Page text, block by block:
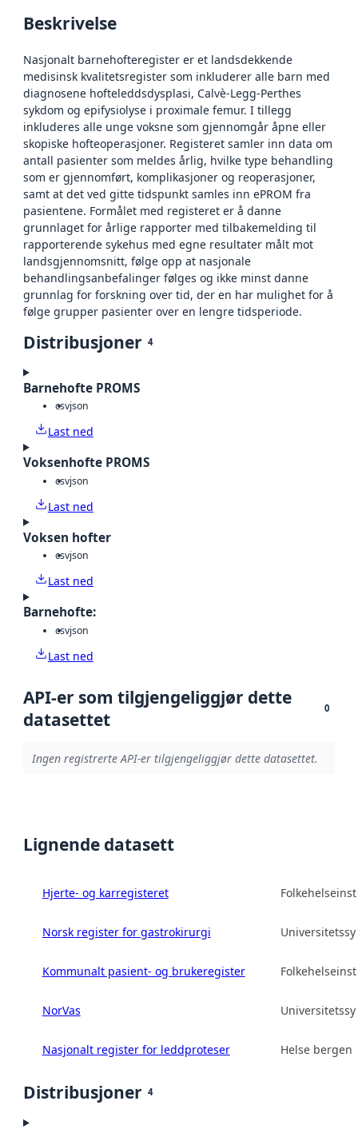
Beskrivelse
Nasjonalt barnehofteregister er et landsdekkende
medisinsk kvalitetsregister som inkluderer alle barn med
diagnosene hofteleddsdysplasi, Calvè-Legg-Perthes
sykdom og epifysiolyse i proximale femur. I tillegg
inkluderes alle unge voksne som gjennomgår åpne eller
skopiske hofteoperasjoner. Registeret samler inn data om
antall pasienter som meldes årlig, hvilke type behandling
som er gjennomført, komplikasjoner og reoperasjoner,
samt at det ved gitte tidspunkt samles inn ePROM fra
pasientene. Formålet med registeret er å danne
grunnlaget for årlige rapporter med tilbakemelding til
rapporterende sykehus med egne resultater målt mot
landsgjennomsnitt, følge opp at nasjonale
behandlingsanbefalinger følges og ikke minst danne
grunnlag for forskning over tid, der en har mulighet for å
følge grupper pasienter over en lengre tidsperiode.
Distribusjoner 4
Barnehofte PROMS
csvjson
Last ned
Voksenhofte PROMS
csvjson
Last ned
Voksen hofter
csvjson
Last ned
Barnehofte:
csvjson
Last ned
API-er som tilgjengeliggjør dette
datasettet
0
Ingen registrerte API-er tilgjengeliggjør dette datasettet.
Lignende datasett
Hjerte- og karregisteret
Norsk register for gastrokirurgi
Kommunalt pasient- og brukeregister
NorVas
Nasjonalt register for leddproteser Helse bergen
Distribusjoner 4